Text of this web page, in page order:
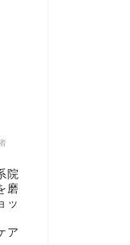
院
磨
ッ
ア